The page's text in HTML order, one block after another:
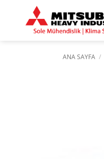
ANA SAYFA /